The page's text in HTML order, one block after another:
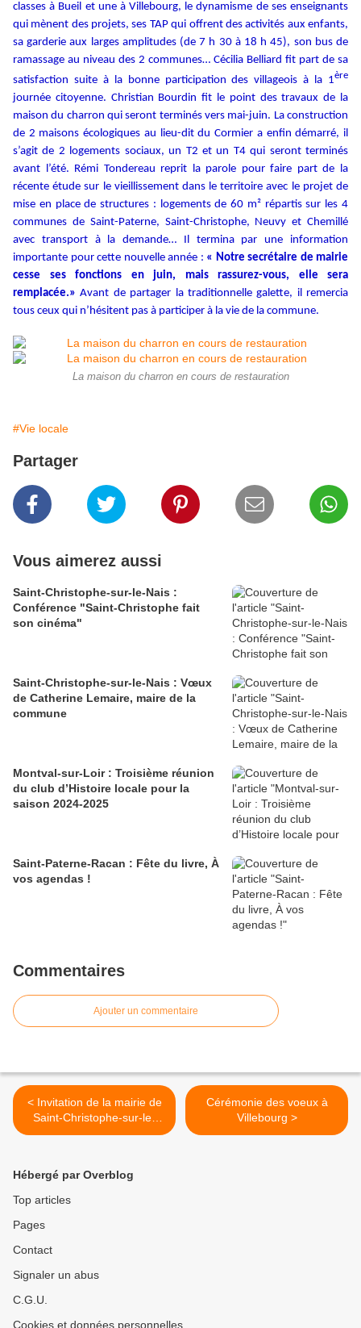
classes à Bueil et une à Villebourg, le dynamisme de ses enseignants
qui mènent des projets, ses TAP qui offrent des activités aux enfants,
sa garderie aux larges amplitudes (de 7 h 30 à 18 h 45), son bus de
ramassage au niveau des 2 communes… Cécilia Belliard fit part de sa
satisfaction suite à la bonne participation des villageois à la 1ère
journée citoyenne. Christian Bourdin fit le point des travaux de la
maison du charron qui seront terminés vers mai-juin. La construction
de 2 maisons écologiques au lieu-dit du Cormier a enfin démarré, il
s’agit de 2 logements sociaux, un T2 et un T4 qui seront terminés
avant l’été. Rémi Tondereau reprit la parole pour faire part de la
récente étude sur le vieillissement dans le territoire avec le projet de
mise en place de structures : logements de 60 m² répartis sur les 4
communes de Saint-Paterne, Saint-Christophe, Neuvy et Chemillé
avec transport à la demande… Il termina par une information
importante pour cette nouvelle année : « Notre secrétaire de mairie
cesse ses fonctions en juin, mais rassurez-vous, elle sera
remplacée.»Avant de partager la traditionnelle galette, il remercia
tous ceux qui n’hésitent pas à participer à la vie de la commune.
La maison du charron en cours de restauration
#Vie locale
Partager
Vous aimerez aussi
Saint-Christophe-sur-le-Nais :
Conférence "Saint-Christophe fait
son cinéma"
Saint-Christophe-sur-le-Nais : Vœux
de Catherine Lemaire, maire de la
commune
Montval-sur-Loir : Troisième réunion
du club d’Histoire locale pour la
saison 2024-2025
Saint-Paterne-Racan : Fête du livre, À
vos agendas !
Commentaires
Ajouter un commentaire
< Invitation de la mairie de
Saint-Christophe-sur-le-
Nais
Cérémonie des voeux à
Villebourg >
Hébergé par Overblog
Top articles
Pages
Contact
Signaler un abus
C.G.U.
Cookies et données personnelles